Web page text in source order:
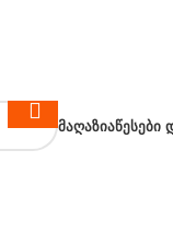
ᲛᲐᲦᲐᲖᲘᲐᲬᲔᲡᲔᲑᲘ